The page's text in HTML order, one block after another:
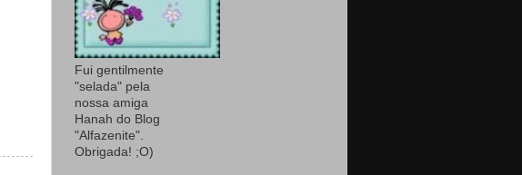
Fui gentilmente
"selada" pela
nossa amiga
Hanah do Blog
"Alfazenite".
Obrigada! ;O)